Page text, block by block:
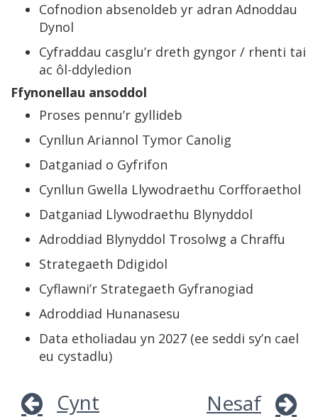
Cofnodion absenoldeb yr adran Adnoddau
Dynol
Cyfraddau casglu’r dreth gyngor / rhenti tai
ac ôl-ddyledion
Ffynonellau ansoddol
Proses pennu’r gyllideb
Cynllun Ariannol Tymor Canolig
Datganiad o Gyfrifon
Cynllun Gwella Llywodraethu Corfforaethol
Datganiad Llywodraethu Blynyddol
Adroddiad Blynyddol Trosolwg a Chraffu
Strategaeth Ddigidol
Cyflawni’r Strategaeth Gyfranogiad
Adroddiad Hunanasesu
Data etholiadau yn 2027 (ee seddi sy’n cael
eu cystadlu)
Cynt Nesaf